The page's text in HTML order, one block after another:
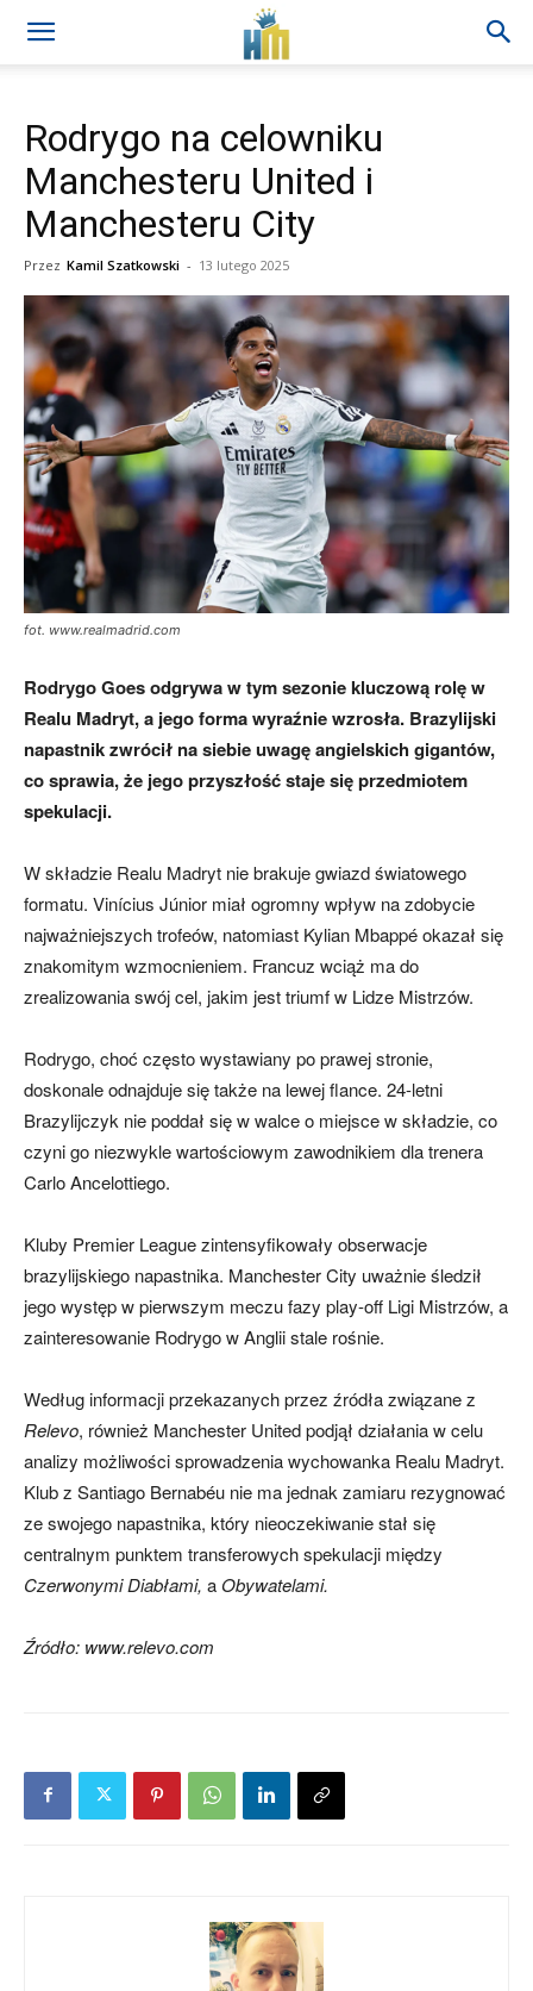
Rodrygo na celowniku
Manchesteru United i
Manchesteru City
Przez Kamil Szatkowski - 13 lutego 2025
fot. www.realmadrid.com
Rodrygo Goes odgrywa w tym sezonie kluczową rolę w
Realu Madryt, a jego forma wyraźnie wzrosła. Brazylijski
napastnik zwrócił na siebie uwagę angielskich gigantów,
co sprawia, że jego przyszłość staje się przedmiotem
spekulacji.
W składzie Realu Madryt nie brakuje gwiazd światowego
formatu. Vinícius Júnior miał ogromny wpływ na zdobycie
najważniejszych trofeów, natomiast Kylian Mbappé okazał się
znakomitym wzmocnieniem. Francuz wciąż ma do
zrealizowania swój cel, jakim jest triumf w Lidze Mistrzów.
Rodrygo, choć często wystawiany po prawej stronie,
doskonale odnajduje się także na lewej flance. 24-letni
Brazylijczyk nie poddał się w walce o miejsce w składzie, co
czyni go niezwykle wartościowym zawodnikiem dla trenera
Carlo Ancelottiego.
Kluby Premier League zintensyfikowały obserwacje
brazylijskiego napastnika. Manchester City uważnie śledził
jego występ w pierwszym meczu fazy play-off Ligi Mistrzów, a
zainteresowanie Rodrygo w Anglii stale rośnie.
Według informacji przekazanych przez źródła związane z
Relevo, również Manchester United podjął działania w celu
analizy możliwości sprowadzenia wychowanka Realu Madryt.
Klub z Santiago Bernabéu nie ma jednak zamiaru rezygnować
ze swojego napastnika, który nieoczekiwanie stał się
centralnym punktem transferowych spekulacji między
Czerwonymi Diabłami, aObywatelami.
Źródło: www.relevo.com